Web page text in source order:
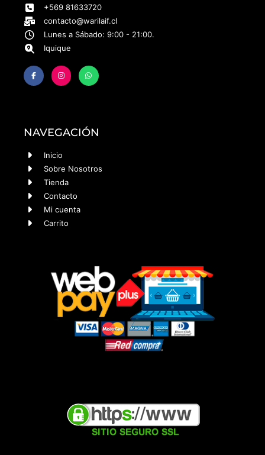
+569 81633720
contacto@warilaif.cl
Lunes a Sábado: 9:00 - 21:00.
Iquique
NAVEGACIÓN
Inicio
Sobre Nosotros
Tienda
Contacto
Mi cuenta
Carrito